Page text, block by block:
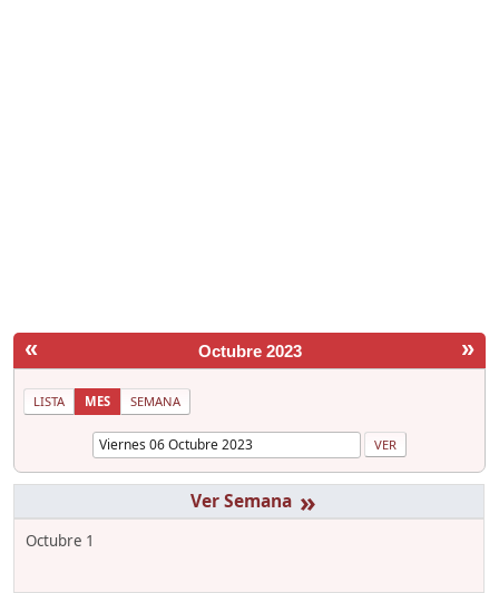
« »
Octubre 2023
LISTA MES SEMANA
»
Octubre 1